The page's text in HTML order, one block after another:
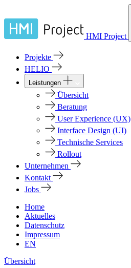
HMI Project
Projekte
HELIO
Leistungen
Übersicht
Beratung
User Experience (UX)
Interface Design (UI)
Technische Services
Rollout
Unternehmen
Kontakt
Jobs
Home
Aktuelles
Datenschutz
Impressum
EN
Übersicht